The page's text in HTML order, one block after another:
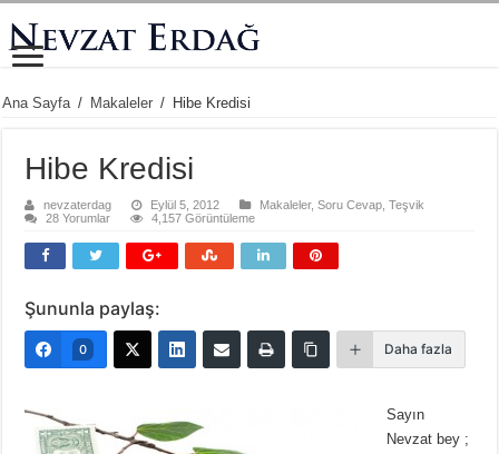
Ana Sayfa / Makaleler / Hibe Kredisi
Hibe Kredisi
nevzaterdag Eylül 5, 2012 Makaleler,Soru Cevap ,Teşvik
28 Yorumlar
4,157 Görüntüleme
Şununla paylaş:
0 Daha fazla
Sayın
Nevzat bey ;